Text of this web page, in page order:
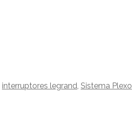
interruptores legrand, Sistema Plexo